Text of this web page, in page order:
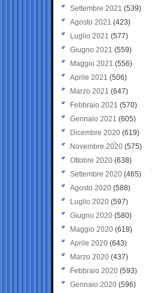
Settembre 2021 (539)
Agosto 2021 (423)
Luglio 2021 (577)
Giugno 2021(559)
Maggio 2021 (556)
Aprile 2021 (506)
Marzo 2021 (647)
Febbraio 2021 (570)
Gennaio 2021 (605)
Dicembre 2020 (619)
Novembre 2020 (575)
Ottobre 2020 (638)
Settembre 2020(465)
Agosto 2020 (588)
Luglio 2020 (597)
Giugno 2020 (580)
Maggio 2020 (618)
Aprile 2020 (643)
Marzo 2020 (437)
Febbraio 2020 (593)
Gennaio 2020 (596)